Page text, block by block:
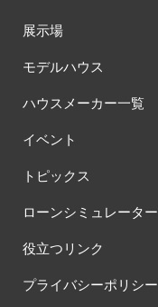
展示場
モデルハウス
ハウスメーカー一覧
イベント
トピックス
ローンシミュレーター
役立つリンク
プライバシーポリシー